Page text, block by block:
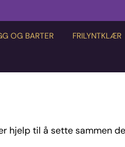
OG BARTER FRILYNTKLÆR
hjelp til å sette sammen